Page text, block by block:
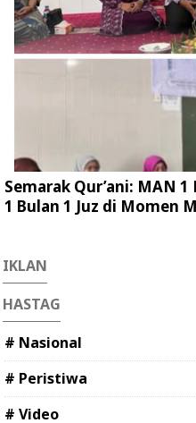
Semarak Qur’ani: MAN
1 Bulan 1 Juz di Momen
IKLAN
HASTAG
# Nasional
# Peristiwa
# Video